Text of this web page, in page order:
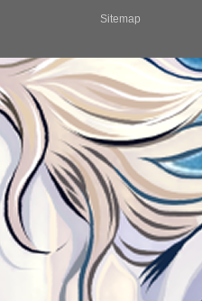
Sitemap